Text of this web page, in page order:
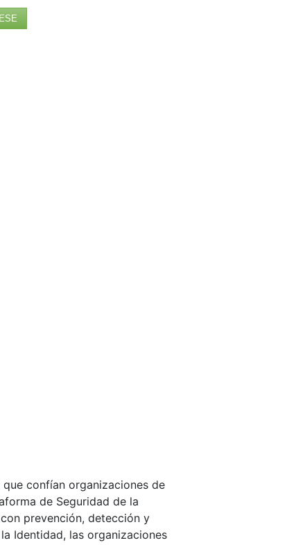
confían organizaciones de
de Seguridad de la
prevención, detección y
Identidad, las organizaciones